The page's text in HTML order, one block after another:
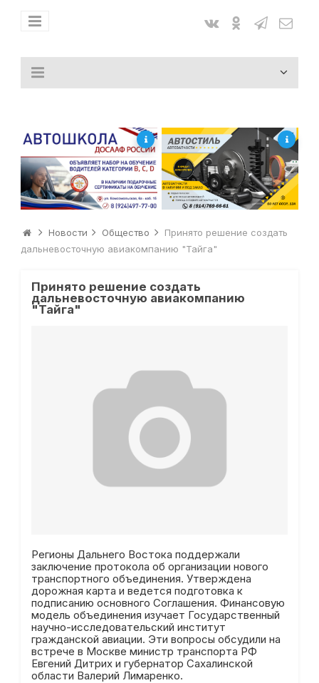
Новости Общество
Принято решение создать
дальневосточную авиакомпанию "Тайга"
Принято решение создать
дальневосточную авиакомпанию
"Тайга"
Регионы Дальнего Востока поддержали
заключение протокола об организации нового
транспортного объединения. Утверждена
дорожная карта и ведется подготовка к
подписанию основного Соглашения. Финансовую
модель объединения изучает Государственный
научно-исследовательский институт
гражданской авиации. Эти вопросы обсудили на
встрече в Москве министр транспорта РФ
Евгений Дитрих и губернатор Сахалинской
области Валерий Лимаренко.